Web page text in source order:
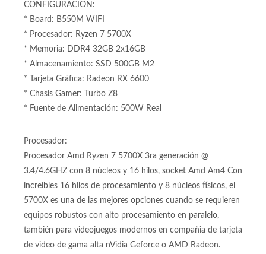
CONFIGURACION:
* Board: B550M WIFI
* Procesador: Ryzen 7 5700X
* Memoria: DDR4 32GB 2x16GB
* Almacenamiento: SSD 500GB M2
* Tarjeta Gráfica: Radeon RX 6600
* Chasis Gamer: Turbo Z8
* Fuente de Alimentación: 500W Real
Procesador:
Procesador Amd Ryzen 7 5700X 3ra generación @
3.4/4.6GHZ con 8 núcleos y 16 hilos, socket Amd Am4 Con
increibles 16 hilos de procesamiento y 8 núcleos físicos, el
5700X es una de las mejores opciones cuando se requieren
equipos robustos con alto procesamiento en paralelo,
también para videojuegos modernos en compañia de tarjeta
de video de gama alta nVidia Geforce o AMD Radeon.